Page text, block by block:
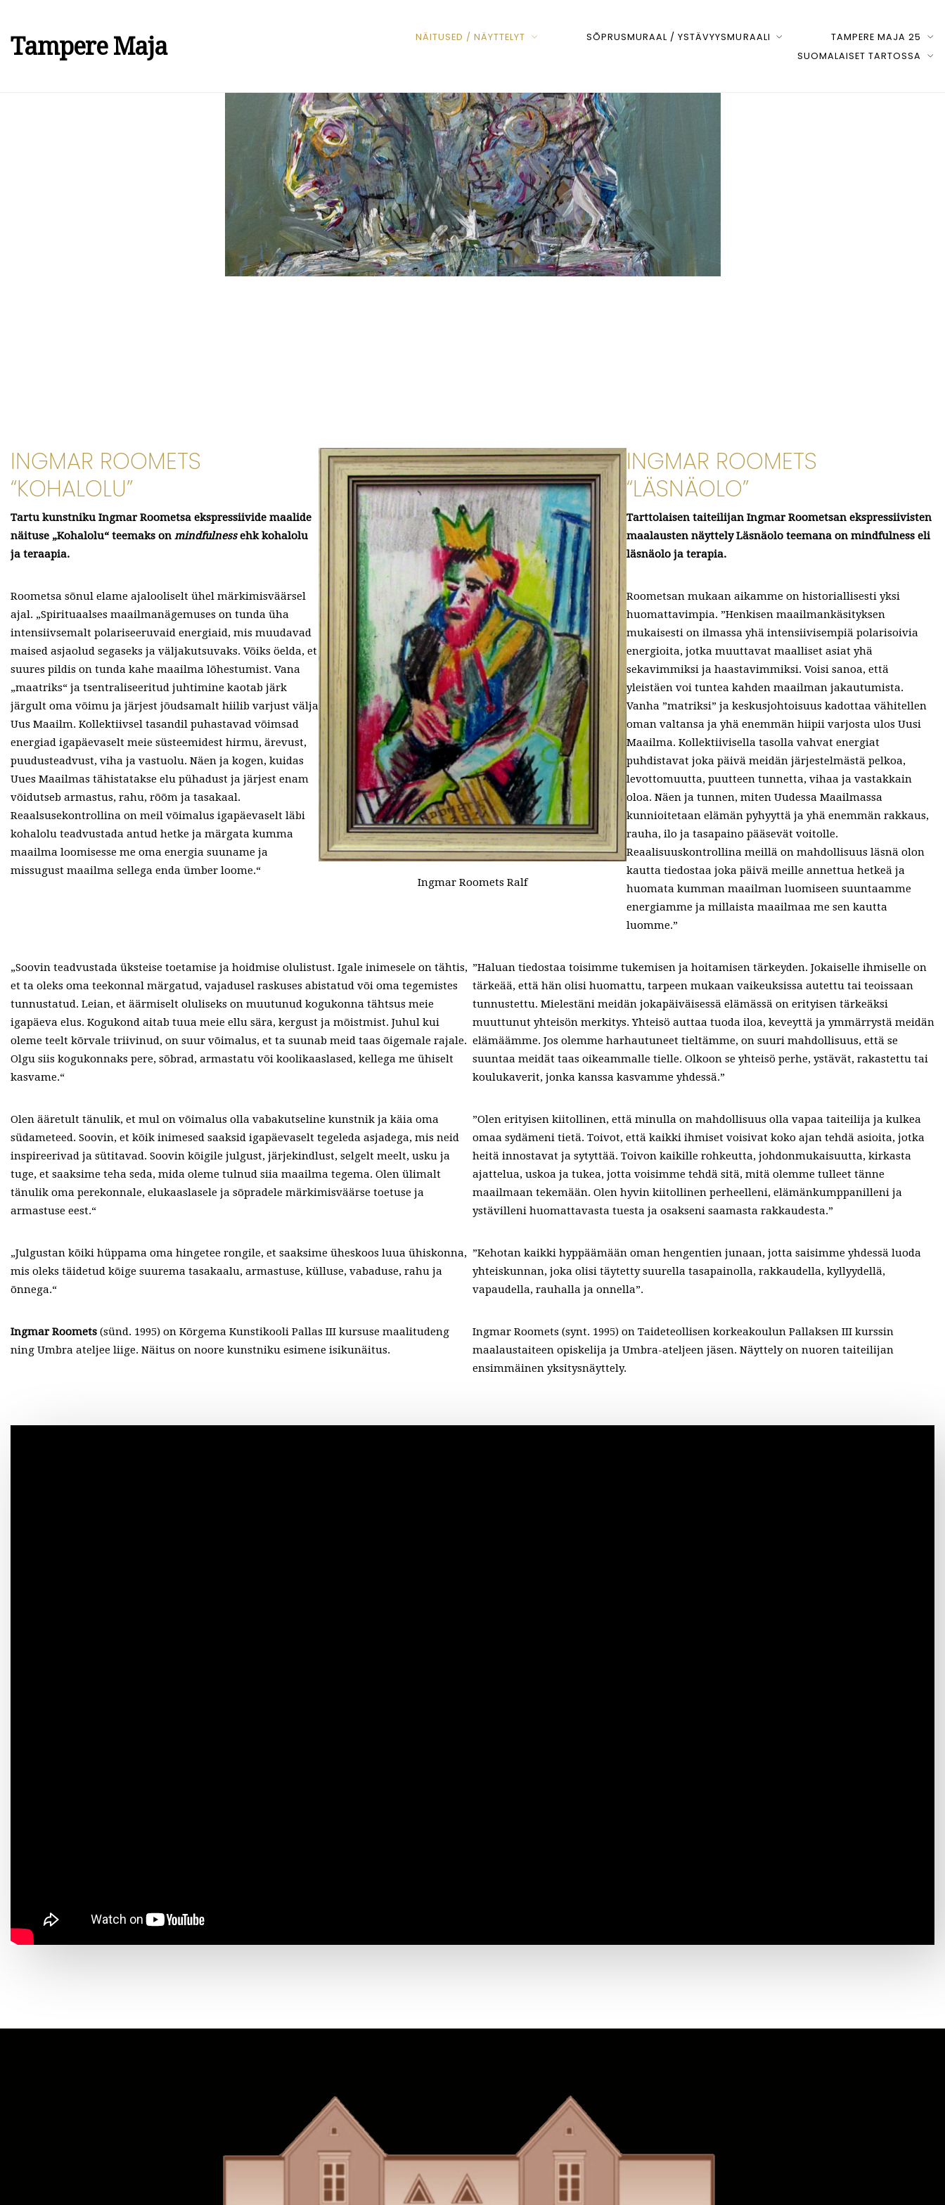
Tampere Maja NÄITUSED / NÄYTTELYT SÕPRUSMURAAL / YSTÄVYYSMURAALI
TAMPERE MAJA 25
SUOMALAISET TARTOSSA
INGMAR ROOMETS
“KOHALOLU”
Tartu kunstniku Ingmar Roometsa ekspressiivide maalide
näituse „Kohalolu“ teemaks on mindfulnessehk kohalolu
ja teraapia.
Roometsa sõnul elame ajalooliselt ühel märkimisväärsel
ajal. „Spirituaalses maailmanägemuses on tunda üha
intensiivsemalt polariseeruvaid energiaid, mis muudavad
maised asjaolud segaseks ja väljakutsuvaks. Võiks öelda, et
suures pildis on tunda kahe maailma lõhestumist. Vana
„maatriks“ ja tsentraliseeritud juhtimine kaotab järk
järgult oma võimu ja järjest jõudsamalt hiilib varjust välja
Uus Maailm. Kollektiivsel tasandil puhastavad võimsad
energiad igapäevaselt meie süsteemidest hirmu, ärevust,
puudusteadvust, viha ja vastuolu. Näen ja kogen, kuidas
Uues Maailmas tähistatakse elu pühadust ja järjest enam
võidutseb armastus, rahu, rõõm ja tasakaal.
Reaalsusekontrollina on meil võimalus igapäevaselt läbi
kohalolu teadvustada antud hetke ja märgata kumma
maailma loomisesse me oma energia suuname ja
missugust maailma sellega enda ümber loome.“
Ingmar Roomets Ralf
INGMAR ROOMETS
“LÄSNÄOLO”
Tarttolaisen taiteilijan Ingmar Roometsan ekspressiivisten
maalausten näyttely Läsnäolo teemana on mindfulness eli
läsnäolo ja terapia.
Roometsan mukaan aikamme on historiallisesti yksi
huomattavimpia. ”Henkisen maailmankäsityksen
mukaisesti on ilmassa yhä intensiivisempiä polarisoivia
energioita, jotka muuttavat maalliset asiat yhä
sekavimmiksi ja haastavimmiksi. Voisi sanoa, että
yleistäen voi tuntea kahden maailman jakautumista.
Vanha ”matriksi” ja keskusjohtoisuus kadottaa vähitellen
oman valtansa ja yhä enemmän hiipii varjosta ulos Uusi
Maailma. Kollektiivisella tasolla vahvat energiat
puhdistavat joka päivä meidän järjestelmästä pelkoa,
levottomuutta, puutteen tunnetta, vihaa ja vastakkain
oloa. Näen ja tunnen, miten Uudessa Maailmassa
kunnioitetaan elämän pyhyyttä ja yhä enemmän rakkaus,
rauha, ilo ja tasapaino pääsevät voitolle.
Reaalisuuskontrollina meillä on mahdollisuus läsnä olon
kautta tiedostaa joka päivä meille annettua hetkeä ja
huomata kumman maailman luomiseen suuntaamme
energiamme ja millaista maailmaa me sen kautta
luomme.”
„Soovin teadvustada üksteise toetamise ja hoidmise olulistust. Igale inimesele on tähtis,
et ta oleks oma teekonnal märgatud, vajadusel raskuses abistatud või oma tegemistes
tunnustatud. Leian, et äärmiselt oluliseks on muutunud kogukonna tähtsus meie
igapäeva elus. Kogukond aitab tuua meie ellu sära, kergust ja mõistmist. Juhul kui
oleme teelt kõrvale triivinud, on suur võimalus, et ta suunab meid taas õigemale rajale.
Olgu siis kogukonnaks pere, sõbrad, armastatu või koolikaaslased, kellega me ühiselt
kasvame.“
Olen ääretult tänulik, et mul on võimalus olla vabakutseline kunstnik ja käia oma
südameteed. Soovin, et kõik inimesed saaksid igapäevaselt tegeleda asjadega, mis neid
inspireerivad ja sütitavad. Soovin kõigile julgust, järjekindlust, selgelt meelt, usku ja
tuge, et saaksime teha seda, mida oleme tulnud siia maailma tegema. Olen ülimalt
tänulik oma perekonnale, elukaaslasele ja sõpradele märkimisväärse toetuse ja
armastuse eest.“
„Julgustan kõiki hüppama oma hingetee rongile, et saaksime üheskoos luua ühiskonna,
mis oleks täidetud kõige suurema tasakaalu, armastuse, külluse, vabaduse, rahu ja
õnnega.“
Ingmar Roomets (sünd. 1995) on Kõrgema Kunstikooli Pallas III kursuse maalitudeng
ning Umbra ateljee liige. Näitus on noore kunstniku esimene isikunäitus.
”Haluan tiedostaa toisimme tukemisen ja hoitamisen tärkeyden. Jokaiselle ihmiselle on
tärkeää, että hän olisi huomattu, tarpeen mukaan vaikeuksissa autettu tai teoissaan
tunnustettu. Mielestäni meidän jokapäiväisessä elämässä on erityisen tärkeäksi
muuttunut yhteisön merkitys. Yhteisö auttaa tuoda iloa, keveyttä ja ymmärrystä meidän
elämäämme. Jos olemme harhautuneet tieltämme, on suuri mahdollisuus, että se
suuntaa meidät taas oikeammalle tielle. Olkoon se yhteisö perhe, ystävät, rakastettu tai
koulukaverit, jonka kanssa kasvamme yhdessä.”
”Olen erityisen kiitollinen, että minulla on mahdollisuus olla vapaa taiteilija ja kulkea
omaa sydämeni tietä. Toivot, että kaikki ihmiset voisivat koko ajan tehdä asioita, jotka
heitä innostavat ja sytyttää. Toivon kaikille rohkeutta, johdonmukaisuutta, kirkasta
ajattelua, uskoa ja tukea, jotta voisimme tehdä sitä, mitä olemme tulleet tänne
maailmaan tekemään. Olen hyvin kiitollinen perheelleni, elämänkumppanilleni ja
ystävilleni huomattavasta tuesta ja osakseni saamasta rakkaudesta.”
”Kehotan kaikki hyppäämään oman hengentien junaan, jotta saisimme yhdessä luoda
yhteiskunnan, joka olisi täytetty suurella tasapainolla, rakkaudella, kyllyydellä,
vapaudella, rauhalla ja onnella”.
Ingmar Roomets (synt. 1995) on Taideteollisen korkeakoulun Pallaksen III kurssin
maalaustaiteen opiskelija ja Umbra-ateljeen jäsen. Näyttely on nuoren taiteilijan
ensimmäinen yksitysnäyttely.